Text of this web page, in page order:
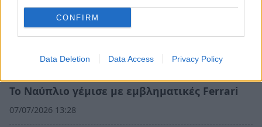
CONFIRM
Data Deletion Data Access Privacy Policy
Το Ναύπλιο γέμισε με εμβληματικές Ferrari
07/07/2026 13:28